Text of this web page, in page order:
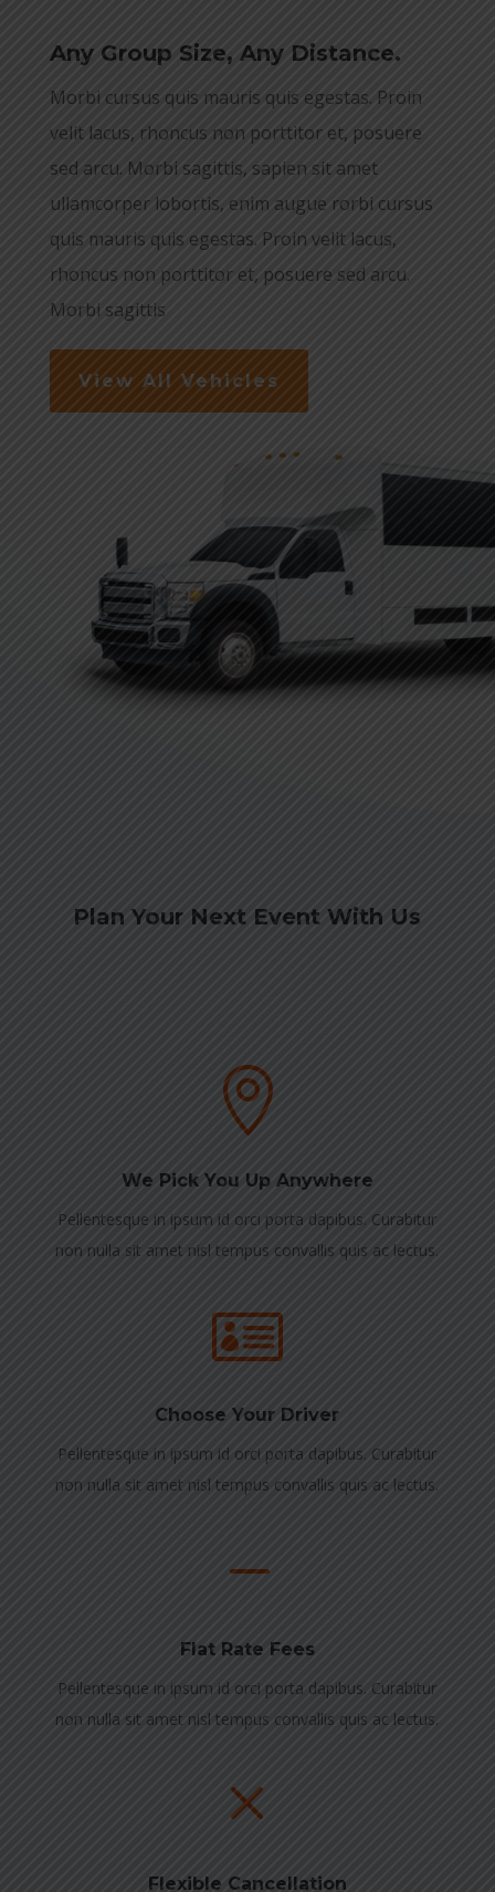
Any Group Size, Any Distance.
Morbi cursus quis mauris quis egestas. Proin
velit lacus, rhoncus non porttitor et, posuere
sed arcu. Morbi sagittis, sapien sit amet
ullamcorper lobortis, enim augue rorbi cursus
quis mauris quis egestas. Proin velit lacus,
rhoncus non porttitor et, posuere sed arcu.
Morbi sagittis
View All Vehicles
Plan Your Next Event With Us

We Pick You Up Anywhere
Pellentesque in ipsum id orci porta dapibus. Curabitur
non nulla sit amet nisl tempus convallis quis ac lectus.

Choose Your Driver
Pellentesque in ipsum id orci porta dapibus. Curabitur
non nulla sit amet nisl tempus convallis quis ac lectus.
K
Flat Rate Fees
Pellentesque in ipsum id orci porta dapibus. Curabitur
non nulla sit amet nisl tempus convallis quis ac lectus.
M
Flexible Cancellation